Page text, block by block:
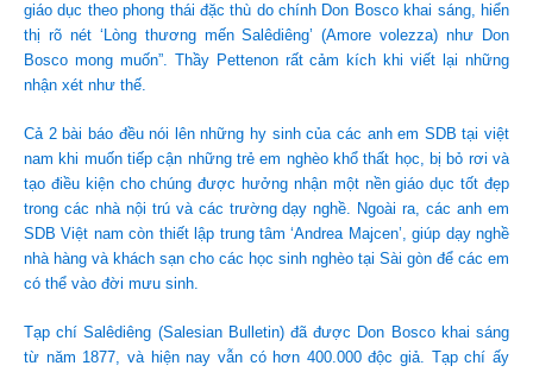
giáo dục theo phong thái đặc thù do chính Don Bosco khai sáng, hiển
thị rõ nét ‘Lòng thương mến Salêdiêng’ (Amore volezza) như Don
Bosco mong muốn”. Thầy Pettenon rất cảm kích khi viết lại những
nhận xét như thế.
Cả 2 bài báo đều nói lên những hy sinh của các anh em SDB tại việt
nam khi muốn tiếp cận những trẻ em nghèo khổ thất học, bị bỏ rơi và
tạo điều kiện cho chúng được hưởng nhận một nền giáo dục tốt đẹp
trong các nhà nội trú và các trường dạy nghề. Ngoài ra, các anh em
SDB Việt nam còn thiết lập trung tâm ‘Andrea Majcen’, giúp dạy nghề
nhà hàng và khách sạn cho các học sinh nghèo tại Sài gòn để các em
có thể vào đời mưu sinh.
Tạp chí Salêdiêng (Salesian Bulletin) đã được Don Bosco khai sáng
từ năm 1877, và hiện nay vẫn có hơn 400.000 độc giả. Tạp chí ấy